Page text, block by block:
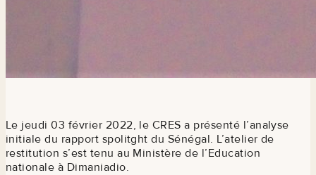
Le jeudi 03 février 2022, le CRES a présenté l’analyse
initiale du rapport spolitght du Sénégal. L’atelier de
restitution s’est tenu au Ministère de l’Education
nationale à Dimaniadio.